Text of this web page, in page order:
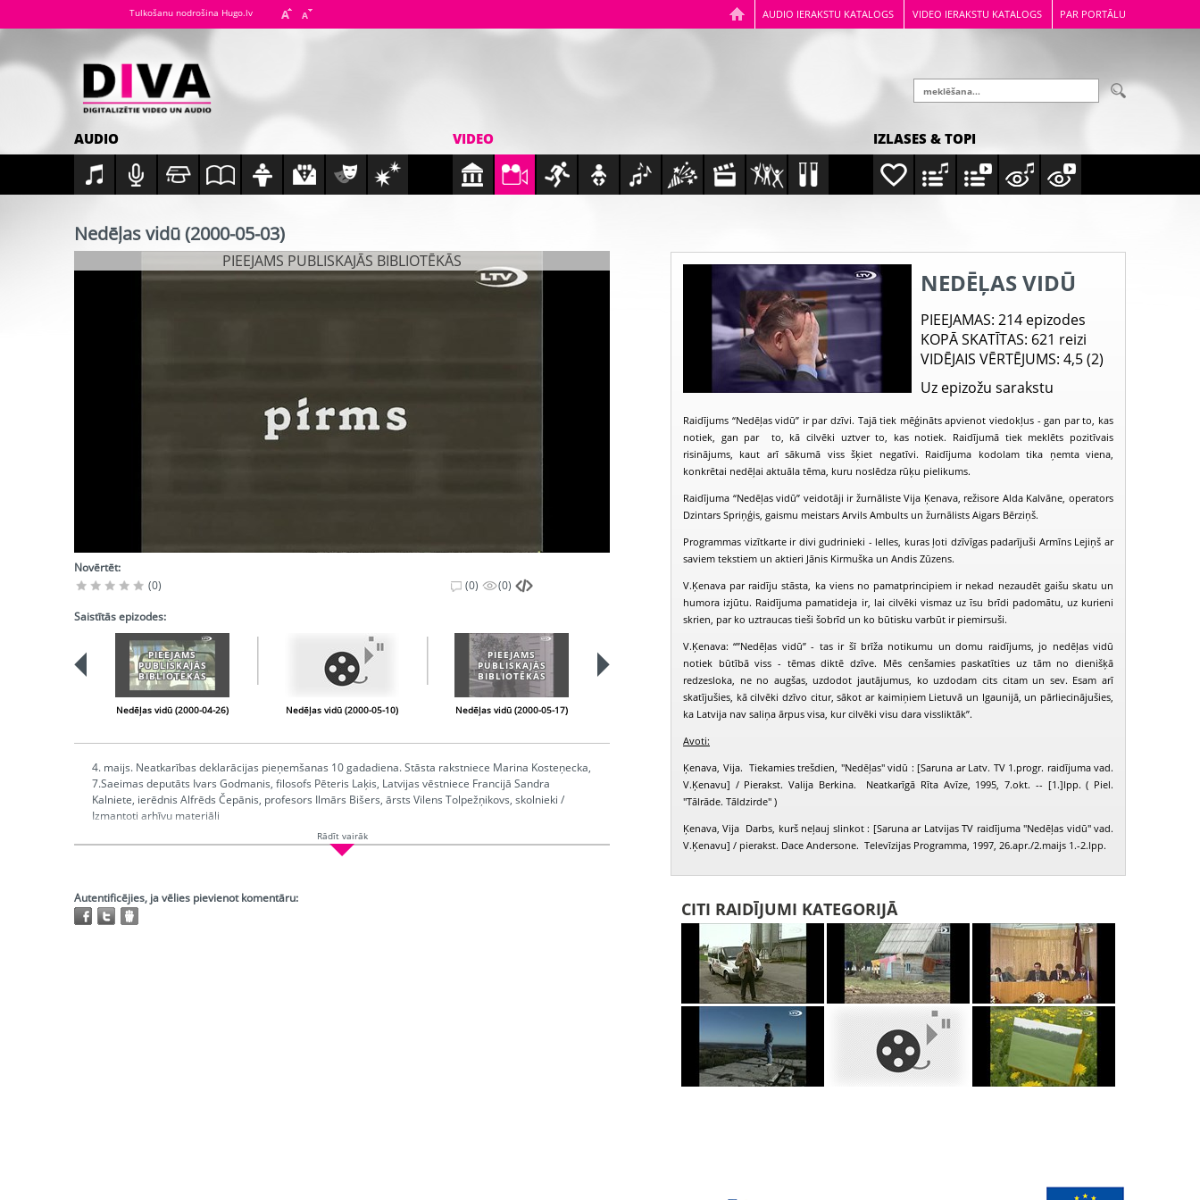
AUDIO IERAKSTU KATALOGS VIDEO IERAKSTU KATALOGS PAR PORTĀLU
Tulkošanu nodrošina Hugo.lv
AUDIO VIDEO IZLASES & TOPI
Nedēļas vidū (2000-05-03)
PIEEJAMS PUBLISKAJĀS BIBLIOTĒKĀS
Novērtēt:
(0)
(0) (0)
Saistītās epizodes:
PIEEJAMS
PUBLISKAJĀS
BIBLIOTĒKĀS
Nedēļas vidū (2000-04-26) Nedēļas vidū (2000-05-10)
PIEEJAMS
PUBLISKAJĀS
BIBLIOTĒKĀS
Nedēļas vidū (2000-05-17)
PIEEJAMS
PUBLISKAJĀS
BIBLIOTĒKĀS
Nedēļas vidū (2000-05-24)
PUBLISKAJĀS
BIBLIOTĒKĀS
Nedēļas vidū (2000-05-31)
PIEEJAMS
PUBLISKAJĀS
BIBLIOTĒKĀS
Nedēļas vidū (2000-06-07)
4. maijs. Neatkarības deklarācijas pieņemšanas 10 gadadiena. Stāsta rakstniece Marina Kosteņecka,
7.Saeimas deputāts Ivars Godmanis, filosofs Pēteris Laķis, Latvijas vēstniece Francijā Sandra
Kalniete, ierēdnis Alfrēds Čepānis, profesors Ilmārs Bišers, ārsts Vilens Tolpežņikovs, skolnieki /
Izmantoti arhīvu materiāli
Ētera datumi:2000-05-03
Producents:Ķenava Vija
Režisors: Turka Ilze
Rādīt vairāk
Autentificējies, ja vēlies pievienot komentāru:
NEDĒĻAS VIDŪ
PIEEJAMAS: 214 epizodes
KOPĀ SKATĪTAS: 621 reizi
VIDĒJAIS VĒRTĒJUMS: 4,5 (2)
Uz epizožu sarakstu
Raidījums “Nedēļas vidū” ir par dzīvi. Tajā tiek mēģināts apvienot viedokļus - gan par to, kas
notiek, gan par to, kā cilvēki uztver to, kas notiek. Raidījumā tiek meklēts pozitīvais
risinājums, kaut arī sākumā viss šķiet negatīvi. Raidījuma kodolam tika ņemta viena,
konkrētai nedēļai aktuāla tēma, kuru noslēdza rūķu pielikums.
Raidījuma “Nedēļas vidū” veidotāji ir žurnāliste Vija Ķenava, režisore Alda Kalvāne, operators
Dzintars Spriņģis, gaismu meistars Arvils Ambults un žurnālists Aigars Bērziņš.
Programmas vizītkarte ir divi gudrinieki - lelles, kuras ļoti dzīvīgas padarījuši Armīns Lejiņš ar
saviem tekstiem un aktieri Jānis Kirmuška un Andis Zūzens.
V.Ķenava par raidīju stāsta, ka viens no pamatprincipiem ir nekad nezaudēt gaišu skatu un
humora izjūtu. Raidījuma pamatideja ir, lai cilvēki vismaz uz īsu brīdi padomātu, uz kurieni
skrien, par ko uztraucas tieši šobrīd un ko būtisku varbūt ir piemirsuši.
V.Ķenava: “”Nedēļas vidū” - tas ir šī brīža notikumu un domu raidījums, jo nedēļas vidū
notiek būtībā viss - tēmas diktē dzīve. Mēs cenšamies paskatīties uz tām no dienišķā
redzesloka, ne no augšas, uzdodot jautājumus, ko uzdodam cits citam un sev. Esam arī
skatījušies, kā cilvēki dzīvo citur, sākot ar kaimiņiem Lietuvā un Igaunijā, un pārliecinājušies,
ka Latvija nav saliņa ārpus visa, kur cilvēki visu dara vissliktāk”.
Avoti:
Ķenava, Vija. Tiekamies trešdien, "Nedēļas" vidū : [Saruna ar Latv. TV 1.progr. raidījuma vad.
V.Ķenavu] / Pierakst. Valija Berkina. Neatkarīgā Rīta Avīze, 1995, 7.okt. -- [1.]lpp. ( Piel.
"Tālrāde. Tāldzirde" )
Ķenava, Vija Darbs, kurš neļauj slinkot : [Saruna ar Latvijas TV raidījuma "Nedēļas vidū" vad.
V.Ķenavu] / pierakst. Dace Andersone. Televīzijas Programma, 1997, 26.apr./2.maijs 1.-2.lpp.
CITI RAIDĪJUMI KATEGORIJĀ